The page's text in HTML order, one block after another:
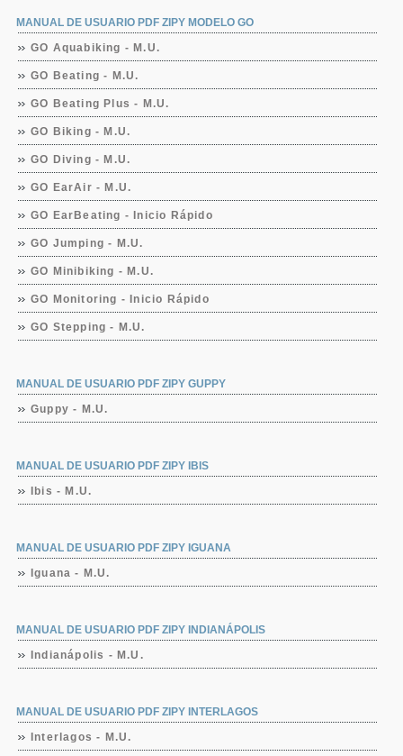
MANUAL DE USUARIO PDF ZIPY MODELO GO
GO Aquabiking - M.U.
GO Beating - M.U.
GO Beating Plus - M.U.
GO Biking - M.U.
GO Diving - M.U.
GO EarAir - M.U.
GO EarBeating - Inicio Rápido
GO Jumping - M.U.
GO Minibiking - M.U.
GO Monitoring - Inicio Rápido
GO Stepping - M.U.
MANUAL DE USUARIO PDF ZIPY GUPPY
Guppy - M.U.
MANUAL DE USUARIO PDF ZIPY IBIS
Ibis - M.U.
MANUAL DE USUARIO PDF ZIPY IGUANA
Iguana - M.U.
MANUAL DE USUARIO PDF ZIPY INDIANÁPOLIS
Indianápolis - M.U.
MANUAL DE USUARIO PDF ZIPY INTERLAGOS
Interlagos - M.U.